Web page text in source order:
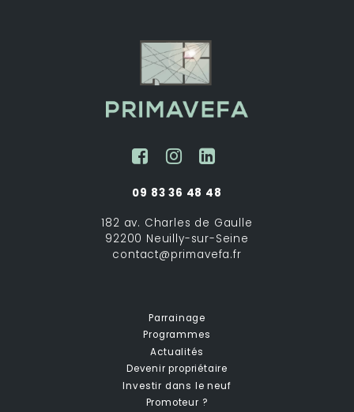
09 83 36 48 48
182 av. Charles de Gaulle
92200 Neuilly-sur-Seine
contact@primavefa.fr
Parrainage
Programmes
Actualités
Devenir propriétaire
Investir dans le neuf
Promoteur ?